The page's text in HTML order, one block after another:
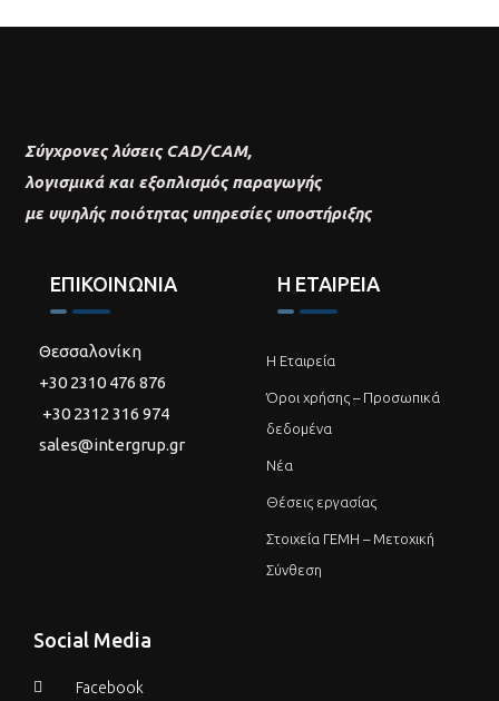
Σύγχρονες λύσεις CAD/CAM,
λογισμικά και εξοπλισμός παραγωγής
με υψηλής ποιότητας υπηρεσίες υποστήριξης
ΕΠΙΚΟΙΝΩΝΙΑ
Θεσσαλονίκη
+30 2310 476 876
+30 2312 316 974
sales@intergrup.gr
Η ΕΤΑΙΡΕΙΑ
Η Εταιρεία
Όροι χρήσης – Προσωπικά
δεδομένα
Νέα
Θέσεις εργασίας
Στοιχεία ΓΕΜΗ – Μετοχική
Σύνθεση
Social Media
Facebook